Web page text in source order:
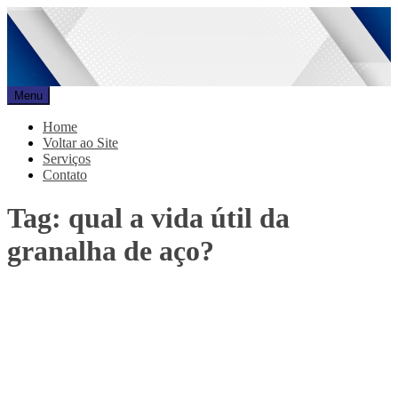
Pular
para
conteúdo
Promar
Blog
Menu
Home
Voltar ao Site
Serviços
Contato
Tag: qual a vida útil da
granalha de aço?